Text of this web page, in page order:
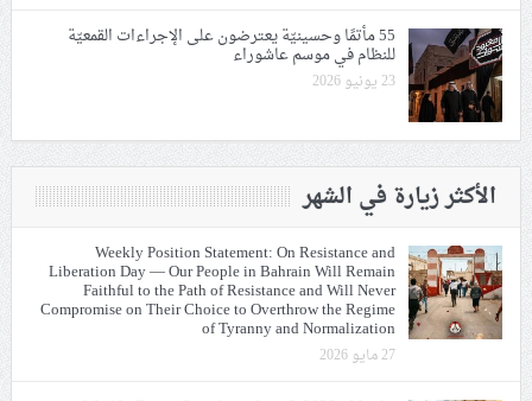
55 مأتمًا وحسينيّة يعترضون على الإجراءات القمعيّة
للنظام في موسم عاشوراء
23 يونيو 2026
الأكثر زيارة في الشهر
Weekly Position Statement: On Resistance and
Liberation Day — Our People in Bahrain Will Remain
Faithful to the Path of Resistance and Will Never
Compromise on Their Choice to Overthrow the Regime
of Tyranny and Normalization
27 مايو 2026